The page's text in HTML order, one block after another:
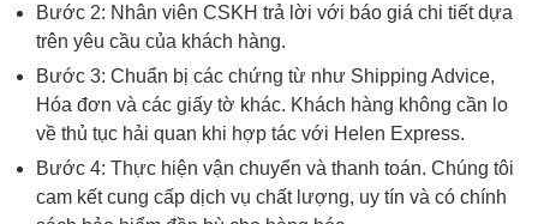
Bước 2: Nhân viên CSKH trả lời với báo giá chi tiết dựa
trên yêu cầu của khách hàng.
Bước 3: Chuẩn bị các chứng từ như Shipping Advice,
Hóa đơn và các giấy tờ khác. Khách hàng không cần lo
về thủ tục hải quan khi hợp tác với Helen Express.
Bước 4: Thực hiện vận chuyển và thanh toán. Chúng tôi
cam kết cung cấp dịch vụ chất lượng, uy tín và có chính